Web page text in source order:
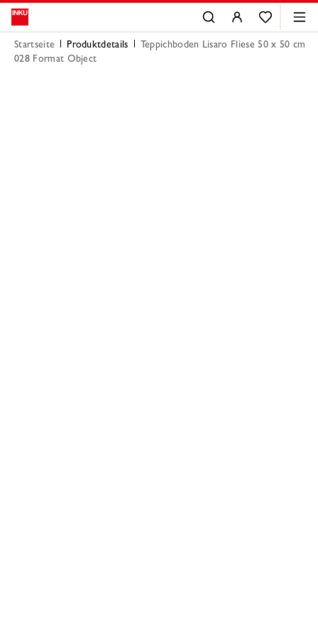
Startseite Produktdetails
Teppichboden Lisaro Fliese 50 x 50 cm
028 Format Object